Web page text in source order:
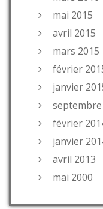
mai 2015
avril 2015
mars 2015
février
janvier
février
janvier
avril 2013
mai 2000